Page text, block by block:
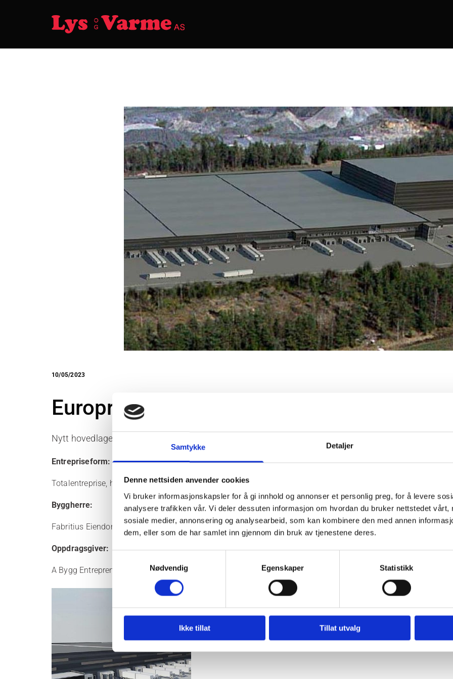
Samtykke Detaljer
Denne nettsiden anvender cookies
Vi bruker informasjonskapsler for å gi innhold og annonser et personlig preg, for å levere
analysere trafikken vår. Vi deler dessuten informasjon om hvordan du bruker nettstedet vårt,
sosiale medier, annonsering og analysearbeid, som kan kombinere den med annen
dem, eller som de har samlet inn gjennom din bruk av tjenestene deres.
Nødvendig
Egenskaper Statistikk
Ikke tillat Tillat utvalg
10/05/2023
Europris hovedlager
Nytt hovedlager for Europris i Moss. Byggets areal er på 60.000m2. Ferdigstilt i 2019.
Entrepriseform:
Totalentreprise, herunder sterkstrøm, svakstrøm og utomhus installasjoner
Byggherre:
Fabritius Eiendom
Oppdragsgiver:
A Bygg Entreprenør